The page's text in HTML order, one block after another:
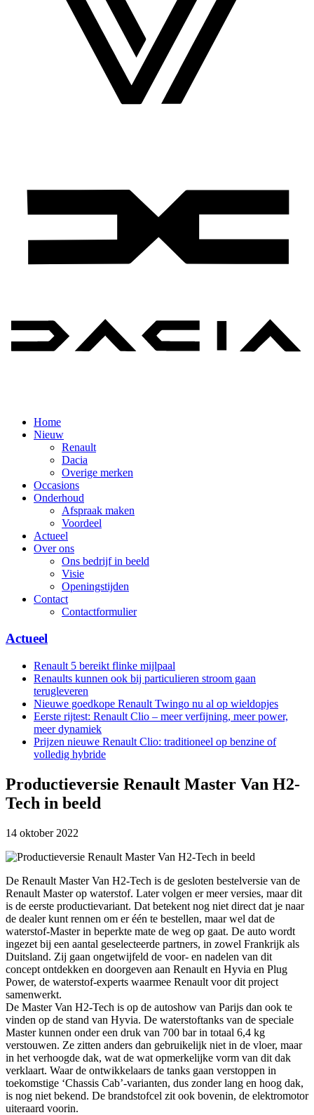
Home
Nieuw
Renault
Dacia
Overige merken
Occasions
Onderhoud
Afspraak maken
Voordeel
Actueel
Over ons
Ons bedrijf in beeld
Visie
Openingstijden
Contact
Contactformulier
Actueel
Renault 5 bereikt flinke mijlpaal
Renaults kunnen ook bij particulieren stroom gaan
terugleveren
Nieuwe goedkope Renault Twingo nu al op wieldopjes
Eerste rijtest: Renault Clio – meer verfijning, meer power,
meer dynamiek
Prijzen nieuwe Renault Clio: traditioneel op benzine of
volledig hybride
Productieversie Renault Master Van H2-
Tech in beeld
14 oktober 2022
De Renault Master Van H2-Tech is de gesloten bestelversie van de
Renault Master op waterstof. Later volgen er meer versies, maar dit
is de eerste productievariant. Dat betekent nog niet direct dat je naar
de dealer kunt rennen om er één te bestellen, maar wel dat de
waterstof-Master in beperkte mate de weg op gaat. De auto wordt
ingezet bij een aantal geselecteerde partners, in zowel Frankrijk als
Duitsland. Zij gaan ongetwijfeld de voor- en nadelen van dit
concept ontdekken en doorgeven aan Renault en Hyvia en Plug
Power, de waterstof-experts waarmee Renault voor dit project
samenwerkt.
De Master Van H2-Tech is op de autoshow van Parijs dan ook te
vinden op de stand van Hyvia. De waterstoftanks van de speciale
Master kunnen onder een druk van 700 bar in totaal 6,4 kg
verstouwen. Ze zitten anders dan gebruikelijk niet in de vloer, maar
in het verhoogde dak, wat de wat opmerkelijke vorm van dit dak
verklaart. Waar de ontwikkelaars de tanks gaan verstoppen in
toekomstige ‘Chassis Cab’-varianten, dus zonder lang en hoog dak,
is nog niet bekend. De brandstofcel zit ook bovenin, de elektromotor
uiteraard voorin.